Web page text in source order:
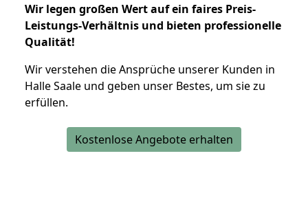
Wir legen großen Wert auf ein faires Preis-
Leistungs-Verhältnis und bieten professionelle
Qualität!
Wir verstehen die Ansprüche unserer Kunden in
Halle Saale und geben unser Bestes, um sie zu
erfüllen.
Kostenlose Angebote erhalten